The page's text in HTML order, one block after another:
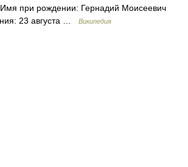
при рождении: Гернадий Моисеевич
23 августа …
Википедия